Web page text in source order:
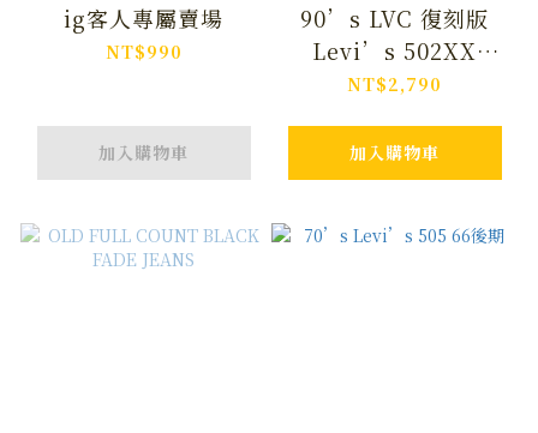
ig客人專屬賣場
NT$990
加入購物車
90’s LVC 復刻版
Levi’s 502XX
(MADE IN JAPAN)
NT$2,790
加入購物車